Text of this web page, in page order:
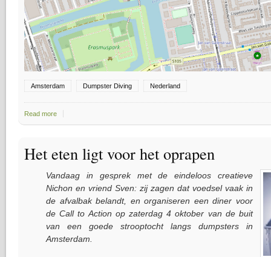
Amsterdam Dumpster Diving Nederland
Read more
Het eten ligt voor het oprapen
Vandaag in gesprek met de eindeloos creatieve
Nichon en vriend Sven: zij zagen dat voedsel vaak in
de afvalbak belandt, en organiseren een diner voor
de Call to Action op zaterdag 4 oktober van de buit
van een goede strooptocht langs dumpsters in
Amsterdam.